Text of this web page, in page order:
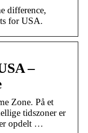
difference,
for USA.
–
Zone. På et
tidszoner er
opdelt …